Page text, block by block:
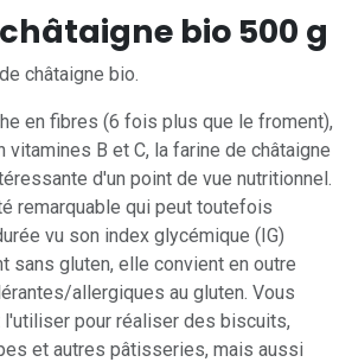
bio 500 g
châtaigne bio.
en fibres (6 fois plus que le froment),
vitamines B et C, la farine de châtaigne
d'un point de vue nutritionnel.
remarquable qui peut toutefois
vu son index glycémique (IG)
sans gluten, elle convient en outre
allergiques au gluten. Vous
l'utiliser pour réaliser des biscuits,
et autres pâtisseries, mais aussi